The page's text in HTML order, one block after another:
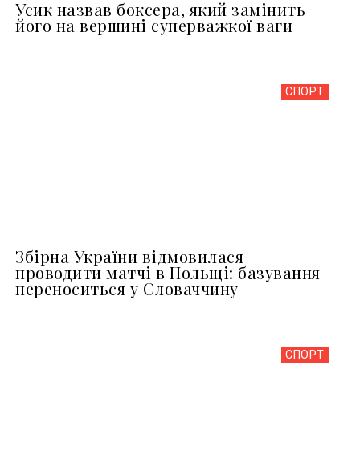
Усик назвав боксера, який замінить
його на вершині суперважкої ваги
СПОРТ
Збірна України відмовилася
проводити матчі в Польщі: базування
переноситься у Словаччину
СПОРТ